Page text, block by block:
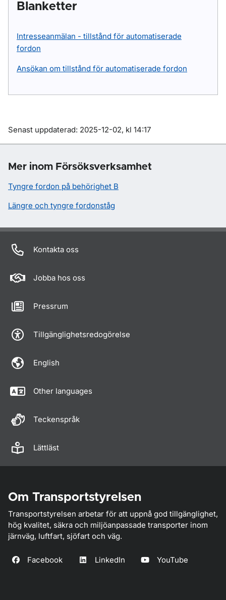
Blanketter
Intresseanmälan - tillstånd för automatiserade
fordon
Ansökan om tillstånd för automatiserade fordon
Om sidan
Senast uppdaterad: 2025-12-02, kl 14:17
Mer inom Försöksverksamhet
Tyngre fordon på behörighet B
Längre och tyngre fordonståg
Kontakta oss
Jobba hos oss
Pressrum
Tillgänglighetsredogörelse
English
Other languages
Teckenspråk
Lättläst
Om Transportstyrelsen
Transportstyrelsen arbetar för att uppnå god tillgänglighet,
hög kvalitet, säkra och miljöanpassade transporter inom
järnväg, luftfart, sjöfart och väg.
Facebook LinkedIn YouTube